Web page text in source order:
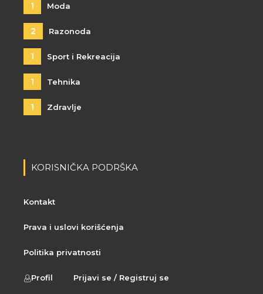
1 Moda
2 Razonoda
1 Sport i Rekreacija
1 Tehnika
1 Zdravlje
KORISNIČKA PODRŠKA
Kontakt
Prava i uslovi korišćenja
Politika privatnosti
Profil Prijavi se / Registruj se